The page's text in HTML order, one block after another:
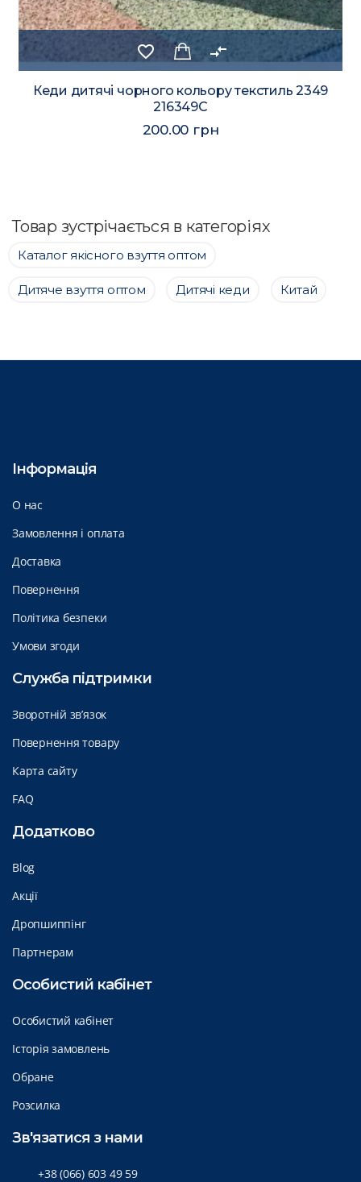
favorite_border compare_arrows
Кеди дитячі чорного кольору текстиль 2349
216349C
200.00 грн
Товар зустрічається в категоріях
Каталог якісного взуття оптом
Дитяче взуття оптом Дитячі кеди Китай
Інформація
О нас
Замовлення і оплата
Доставка
Повернення
Політика безпеки
Умови згоди
Служба підтримки
Зворотній зв’язок
Повернення товару
Карта сайту
FAQ
Додатково
Blog
Акції
Дропшиппінг
Партнерам
Особистий кабінет
Особистий кабінет
Історія замовлень
Обране
Розсилка
Зв'язатися з нами
+38 (066) 603 49 59